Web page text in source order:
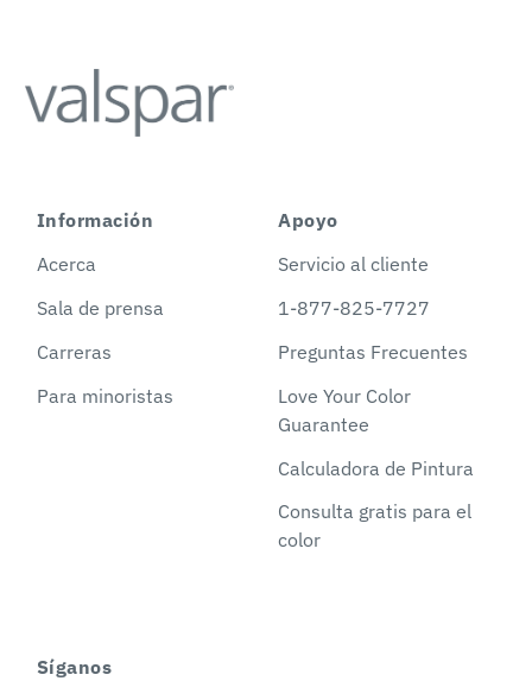
Información
Acerca
Sala de prensa
Carreras
Para minoristas
Apoyo
Servicio al cliente
1-877-825-7727
Preguntas Frecuentes
Love Your Color
Guarantee
Calculadora de Pintura
Consulta gratis para el
color
Síganos